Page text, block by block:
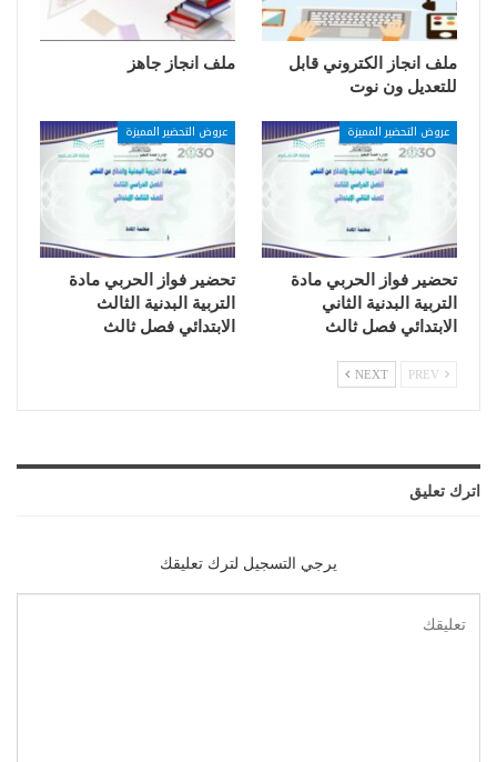
ملف انجاز الكتروني قابل
للتعديل ون نوت
ملف انجاز جاهز
عروض التحضير المميزة
تحضير فواز الحربي مادة
التربية البدنية الثاني
الابتدائي فصل ثالث
عروض التحضير المميزة
تحضير فواز الحربي مادة
التربية البدنية الثالث
الابتدائي فصل ثالث
NEXT
اترك تعليق
يرجي التسجيل لترك تعليقك